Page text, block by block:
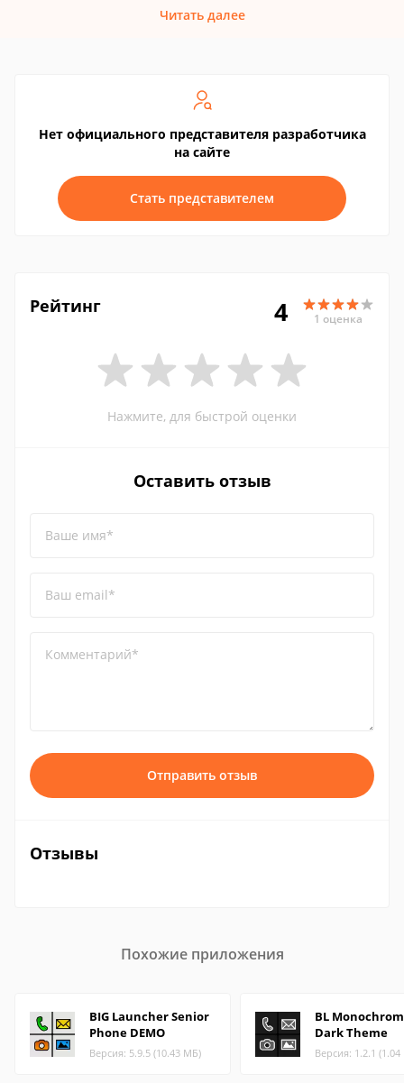
Читать далее
Нет официального представителя разработчика
на сайте
Стать представителем
Рейтинг 4 1 оценка
Нажмите, для быстрой оценки
Оставить отзыв
Ваше имя*
Ваш email*
Комментарий*
Отправить отзыв
Отзывы
Похожие приложения
BIG Launcher Senior
Phone DEMO
Версия: 5.9.5 (10.43 МБ)
BL
Dark Theme
Версия: 1.2.1